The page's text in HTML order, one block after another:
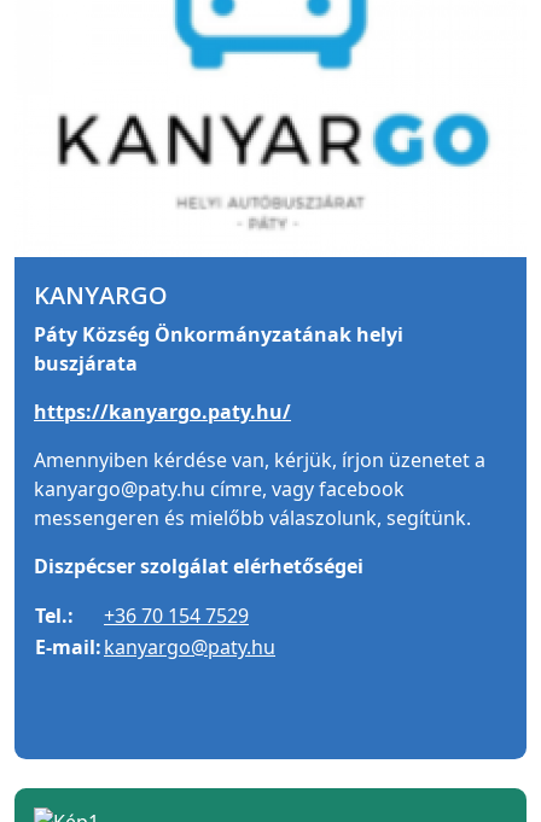
KANYARGO
Páty Község Önkormányzatának helyi
buszjárata
https://kanyargo.paty.hu/
Amennyiben kérdése van, kérjük, írjon üzenetet a
kanyargo@paty.hu címre, vagy facebook
messengeren és mielőbb válaszolunk, segítünk.
Diszpécser szolgálat elérhetőségei
Tel.:
+36 70 154 7529
E-mail:kanyargo@paty.hu